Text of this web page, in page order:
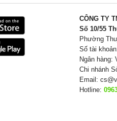
CÔNG TY
Số 10/55
Phường
Số tài
Ngân hàng:
Chi nhánh
Email:
Hotline: